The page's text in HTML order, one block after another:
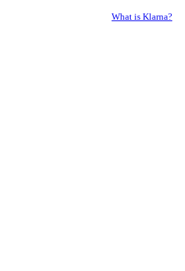
What is Klarna?